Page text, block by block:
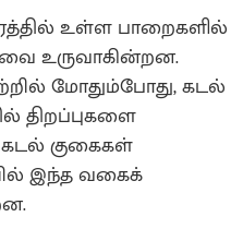
உள்ள பாறைகளில்
உருவாகின்றன.
மோதும்போது, கடல்
திறப்புகளை
கடல் குகைகள்
இந்த வகைக்